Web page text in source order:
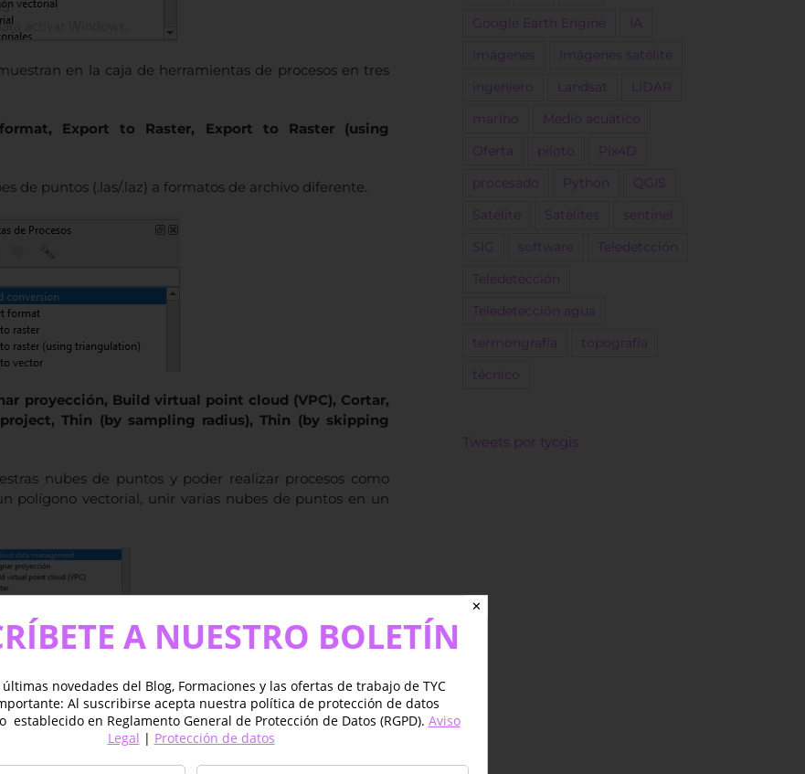
en la caja de herramientas de procesos en tres
Export to Raster, Export to Raster (using
de puntos (.las/.laz) a formatos de archivo diferente.
proyección, Build virtual point cloud (VPC), Cortar,
Thin (by sampling radius), Thin (by skipping
nubes de puntos y poder realizar procesos como
polígono vectorial, unir varias nubes de puntos en un
y Filter.
polígono múltiple a partir de los datos de la nube de
de puntos dentro de cada celda ráster, además
Google Earth Engine IA
Imágenes Imágenes satélite
ingeniero Landsat LIDAR
marino Medio acuático
Oferta piloto Pix4D
procesado Python QGIS
Satélite Satélites sentinel
SIG software Teledetcción
Teledetección
Teledetección agua
termongrafía topografía
técnico
Tweets por tycgis
✕
A NUESTRO BOLETÍN
últimas novedades del Blog, Formaciones y las ofertas de trabajo de TYC
Al suscribirse acepta nuestra política de protección de datos
establecido en Reglamento General de Protección de Datos (RGPD). Aviso
Legal | Protección de datos